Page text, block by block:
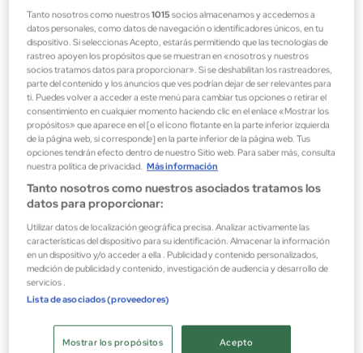
Natura Bissé
MASCARILLA LIFTING CUELLO Y ESCOTE INHIBIT TENSOLIFT NECK MASK 1 UNIDAD NATURA BISSÉ
Mascarillas
19,80 €
Tanto nosotros como nuestros1015 socios almacenamos y accedemos a
datos personales, como datos de navegación o identificadores únicos, en tu
dispositivo. Si seleccionas Acepto, estarás permitiendo que las tecnologías de
rastreo apoyen los propósitos que se muestran en «nosotros y nuestros
socios tratamos datos para proporcionar». Si se deshabilitan los rastreadores,
parte del contenido y los anuncios que ves podrían dejar de ser relevantes para
ti. Puedes volver a acceder a este menú para cambiar tus opciones o retirar el
consentimiento en cualquier momento haciendo clic en el enlace «Mostrar los
propósitos» que aparece en el [o el ícono flotante en la parte inferior izquierda
de la página web, si corresponde] en la parte inferior de la página web. Tus
opciones tendrán efecto dentro de nuestro Sitio web. Para saber más, consulta
nuestra política de privacidad. Más información
Tanto nosotros como nuestros asociados tratamos los
datos para proporcionar:
Utilizar datos de localización geográfica precisa. Analizar activamente las
características del dispositivo para su identificación. Almacenar la información
en un dispositivo y/o acceder a ella . Publicidad y contenido personalizados,
medición de publicidad y contenido, investigación de audiencia y desarrollo de
servicios .
Lista de asociados (proveedores)
Acepto
Mostrar los propósitos